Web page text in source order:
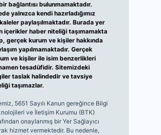
bağlantısı bulunmamaktadır.
yalnızca kendi hazırladığımız
paylaşılmaktadır. Burada yer
içerikler haber niteliği taşımamakta
gerçek kurum ve kişiler hakkında
yapılmamaktadır. Gerçek
ve kişiler ile isim benzerlikleri
tesadüfidir. Sitemizdeki
taslak halindedir ve tavsiye
taşımazlar.
5651 Sayılı Kanun gereğince Bilgi
ve İletişim Kurumu (BTK)
onaylanmış bir Yer Sağlayıcı
hizmet vermektedir. Bu nedenle,